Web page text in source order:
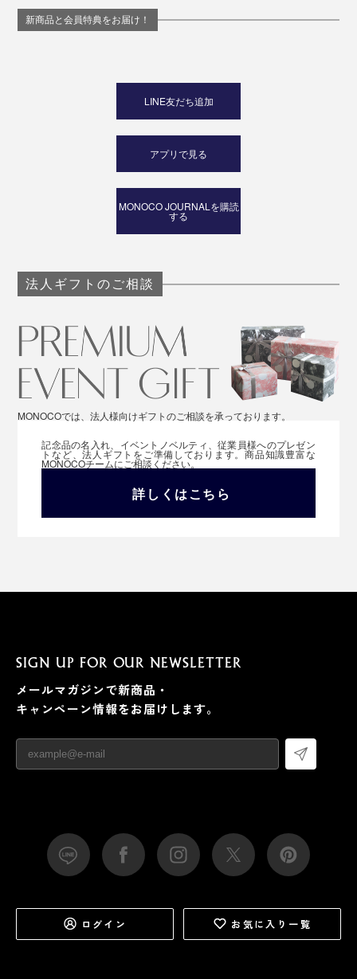
新商品と会員特典をお届け！
LINE友だち追加
アプリで見る
MONOCO JOURNALを購読
する
法人ギフトのご相談
MONOCOでは、法人様向けギフトのご相談を承っております。
記念品の名入れ、イベントノベルティ、従業員様へのプレゼン
トなど、法人ギフトをご準備しております。商品知識豊富な
MONOCOチームにご相談ください。
詳しくはこちら
SIGN UP FOR OUR NEWSLETTER
メールマガジンで新商品・
キャンペーン情報をお届けします。
ログイン お気に入り一覧